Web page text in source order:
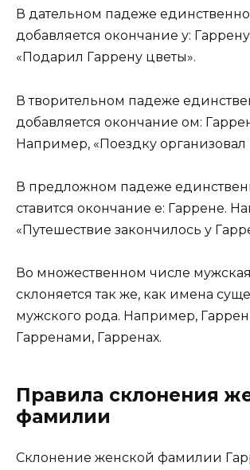
В дательном падеже
добавляется окончание у:
«Подарил Гаррену цветы».
В творительном падеже
добавляется окончание ом:
Например, «Поездку организовал
В предложном падеже
ставится окончание е: Гаррене.
«Путешествие закончилось у
Во множественном числе
склоняется так же, как имена
мужского рода. Например,
Гарренами, Гарренах.
Правила склонения
фамилии
Склонение женской фамилии